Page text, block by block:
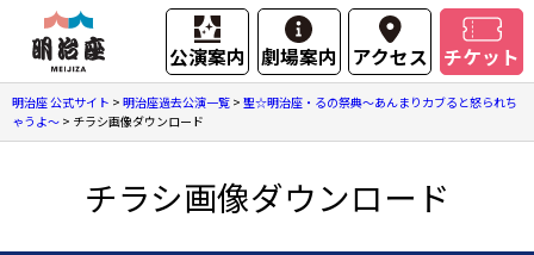
公演案内 劇場案内 アクセス チケット
明治座 公式サイト > 明治座過去公演一覧 > 聖☆明治座・るの祭典～あんまりカブると怒られち
ゃうよ～ > チラシ画像ダウンロード
チラシ画像ダウンロード